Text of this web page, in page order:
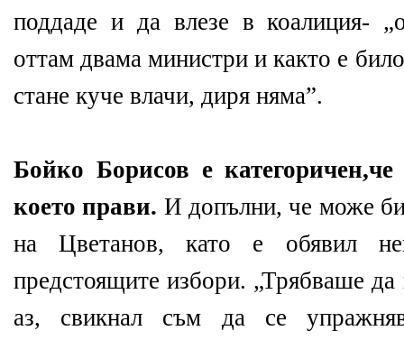
поддаде и да влезе в коалиция-
оттам двама министри и както е
стане куче влачи, диря няма”.
Бойко Борисов е категоричен,че
което прави. И допълни, че може
на Цветанов, като е обявил
предстоящите избори. „Трябваше
аз, свикнал съм да се